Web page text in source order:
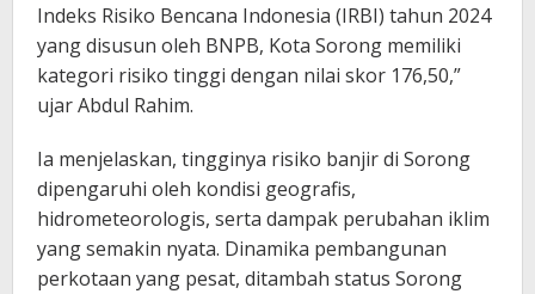
Indeks Risiko Bencana Indonesia (IRBI) tahun 2024
yang disusun oleh BNPB, Kota Sorong memiliki
kategori risiko tinggi dengan nilai skor 176,50,”
ujar Abdul Rahim.
Ia menjelaskan, tingginya risiko banjir di Sorong
dipengaruhi oleh kondisi geografis,
hidrometeorologis, serta dampak perubahan iklim
yang semakin nyata. Dinamika pembangunan
perkotaan yang pesat, ditambah status Sorong